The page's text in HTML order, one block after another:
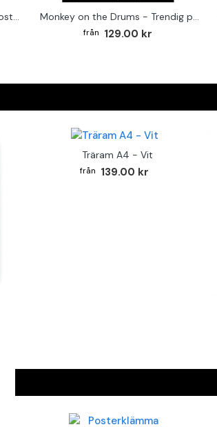
Lejonunge i Profil - Abstrakt poster i svartvitt Monkey on the Drums - Trendig poster
129.00 kr
Träram A4 - Vit
139.00 kr